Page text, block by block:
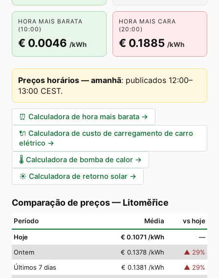
HORA MAIS BARATA
(10:00)
€ 0.0046 /kWh
HORA MAIS CARA
(20:00)
€ 0.1885 /kWh
Preços horários — amanhã: publicados 12:00–
13:00 CEST.
⏰ Calculadora de hora mais barata →
🔌 Calculadora de custo de carregamento de carro
elétrico →
🌡️ Calculadora de bomba de calor →
☀️ Calculadora de retorno solar →
Comparação de preços— Litoměřice
Período Média vs hoje
Hoje € 0.1071 /kWh
—
Ontem
€ 0.1378 /kWh ▲ 29%
Últimos 7 dias
€ 0.1381 /kWh ▲ 29%